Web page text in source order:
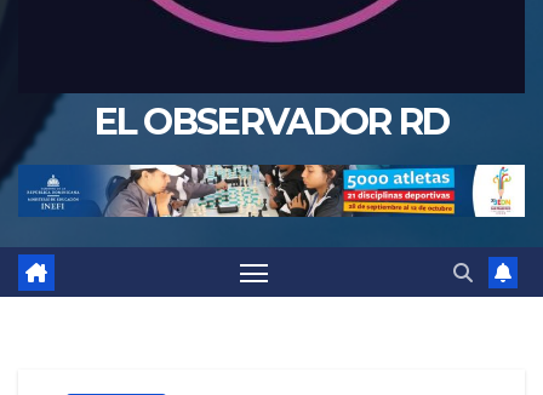
EL OBSERVADOR RD